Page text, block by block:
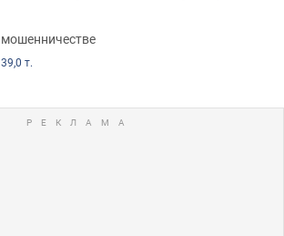
39,0 т.